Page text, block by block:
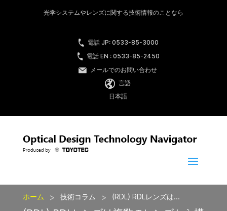
光学システムやレンズに関する技術情報のことなら
電話 JP: 0533-85-3000
電話 EN : 0533-85-2450
メールでのお問い合わせ
言語
日本語
ホーム > 技術コラム > (RDL) RDLレンズは...